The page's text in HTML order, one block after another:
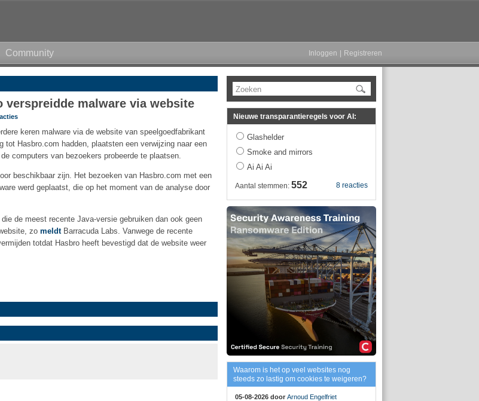
Community Inloggen Registreren
verspreidde malware via website
keren malware via de website van speelgoedfabrikant
tot Hasbro.com hadden, plaatsten een verwijzing naar een
computers van bezoekers probeerde te plaatsen.
beschikbaar zijn. Het bezoeken van Hasbro.com met een
werd geplaatst, die op het moment van de analyse door
de meest recente Java-versie gebruiken dan ook geen
zo meldtBarracuda Labs. Vanwege de recente
totdat Hasbro heeft bevestigd dat de website weer
Zoeken
Nieuwe transparantieregels voor AI:
Glashelder
Smoke and mirrors
Ai Ai Ai
8 reacties
Aantal stemmen: 552
Waarom is het op veel websites nog
steeds zo lastig om cookies te weigeren?
05-08-2026 door Arnoud Engelfriet